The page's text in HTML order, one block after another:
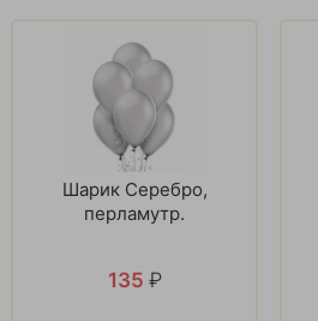
Шарик Серебро,
перламутр.
135 ₽